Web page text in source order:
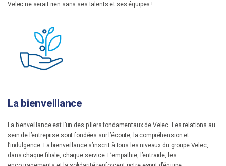
Velec ne serait rien sans ses talents et ses équipes !
La bienveillance
La bienveillance est l’un des piliers fondamentaux de Velec. Les relations au
sein de l’entreprise sont fondées sur l’écoute, la compréhension et
l’indulgence. La bienveillance s’inscrit à tous les niveaux du groupe Velec,
dans chaque filiale, chaque service. L’empathie, l’entraide, les